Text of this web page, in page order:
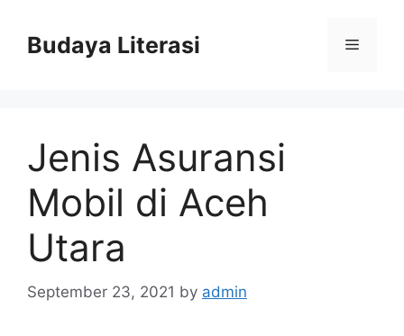
contentBudaya Literasi Menu
Jenis Asuransi
Mobil di Aceh
Utara
September 23, 2021 by admin